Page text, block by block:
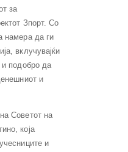
за
Зпорт. Со
намера да ги
вклучувајќи
и подобро да
и
Советот на
која
и